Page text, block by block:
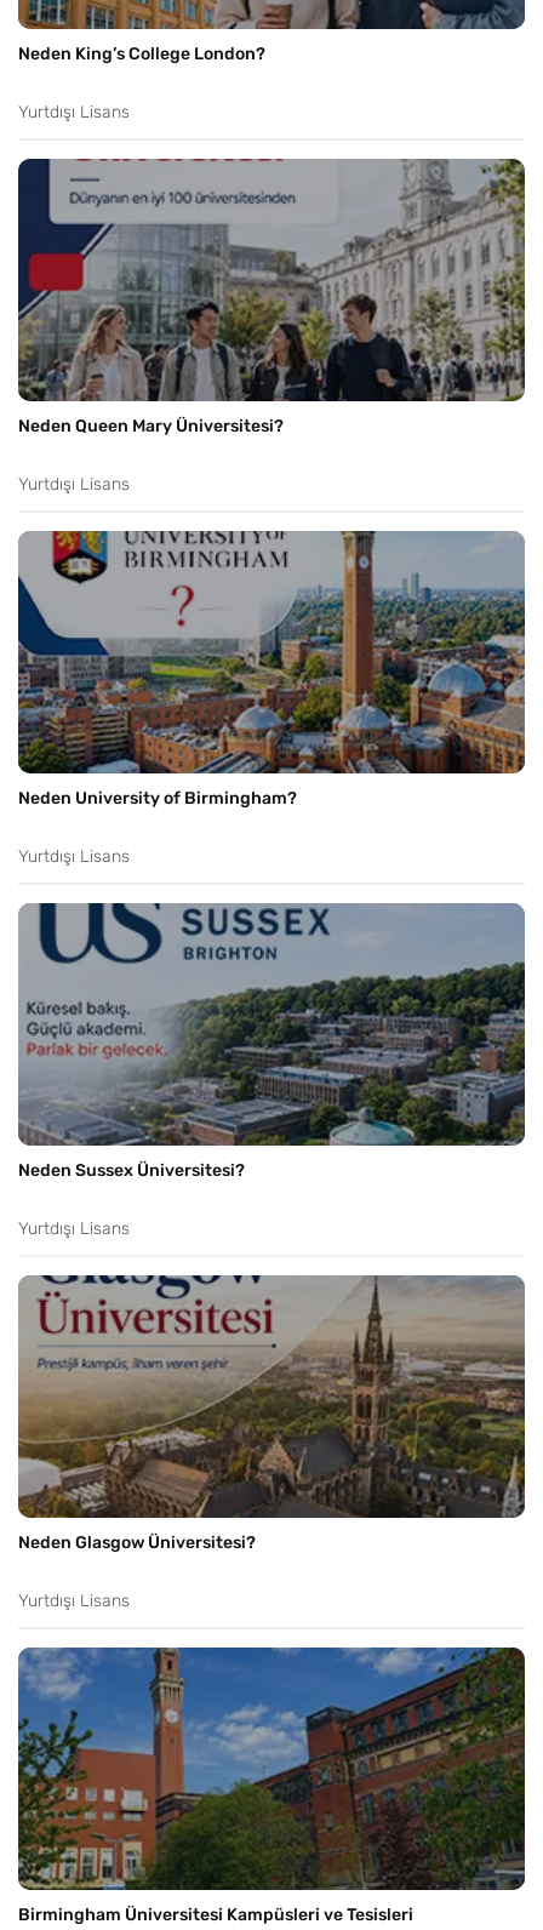
Neden King’s College London?
Yurtdışı Lisans
Neden Queen Mary Üniversitesi?
Yurtdışı Lisans
Neden University of Birmingham?
Yurtdışı Lisans
Neden Sussex Üniversitesi?
Yurtdışı Lisans
Neden Glasgow Üniversitesi?
Yurtdışı Lisans
Birmingham Üniversitesi Kampüsleri ve Tesisleri